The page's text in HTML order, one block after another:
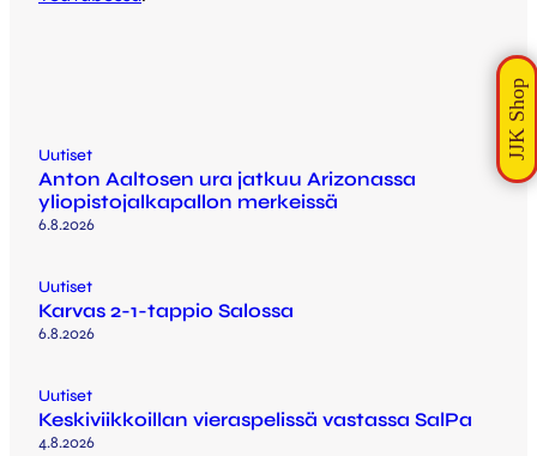
Uutiset
Anton Aaltosen ura jatkuu Arizonassa
yliopistojalkapallon merkeissä
6.8.2026
Uutiset
Karvas 2-1-tappio Salossa
6.8.2026
Uutiset
Keskiviikkoillan vieraspelissä vastassa SalPa
4.8.2026